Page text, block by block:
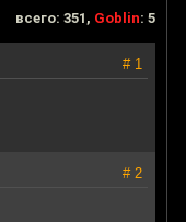
всего: 351, Goblin: 5
# 1
# 2